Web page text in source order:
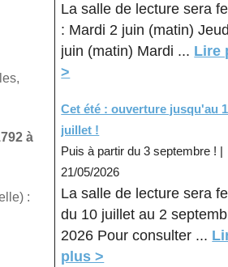
à
:
La salle de lecture sera
: Mardi 2 juin (matin)
juin (matin) Mardi ... Lire
>
Cet été : ouverture jusqu'au
juillet !
Puis à partir du 3 septembre ! |
21/05/2026
La salle de lecture sera
du 10 juillet au 2
2026 Pour consulter ...
plus >